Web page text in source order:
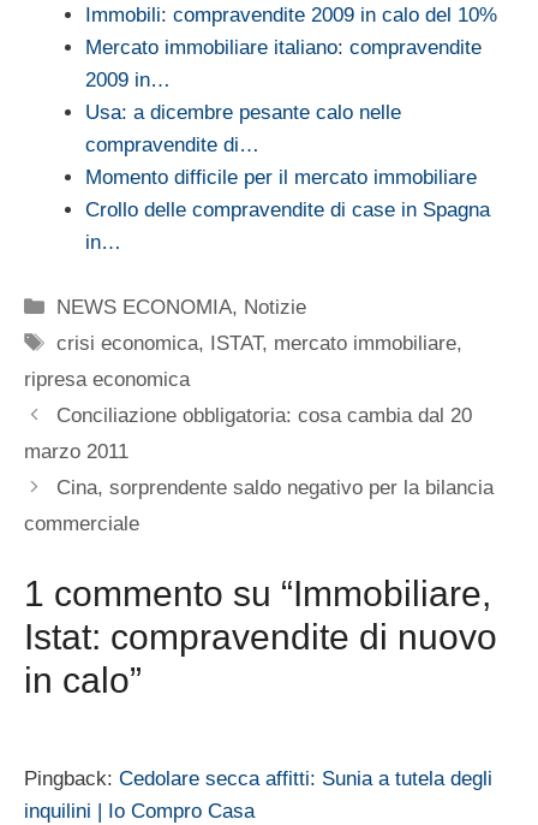
Immobili: compravendite 2009 in calo del 10%
Mercato immobiliare italiano: compravendite
2009 in…
Usa: a dicembre pesante calo nelle
compravendite di…
Momento difficile per il mercato immobiliare
Crollo delle compravendite di case in Spagna
in…
Categorie
NEWS ECONOMIA, Notizie
Tag
crisi economica, ISTAT, mercato immobiliare,
ripresa economica
Conciliazione obbligatoria: cosa cambia dal 20
marzo 2011
Cina, sorprendente saldo negativo per la bilancia
commerciale
1 commento su “Immobiliare,
Istat: compravendite di nuovo
in calo”
Pingback: Cedolare secca affitti: Sunia a tutela degli
inquilini | Io Compro Casa